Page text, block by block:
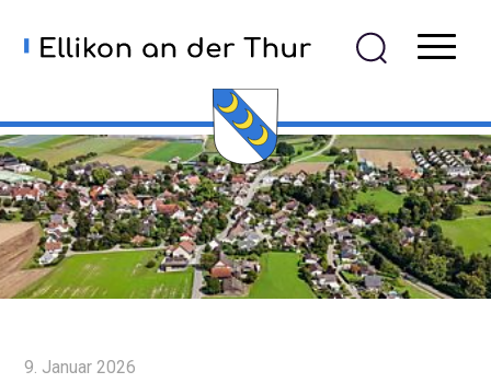
Navigieren in Ellikon an
9. Januar 2026